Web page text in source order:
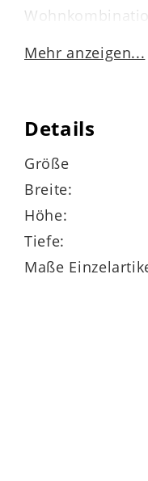
Ihnen gute
einem Regal
25 cm (BxHxT)
x 201 x 42 cm
Mehr anzeigen...
Details
Größe
Breite:
Höhe:
Tiefe:
Maße